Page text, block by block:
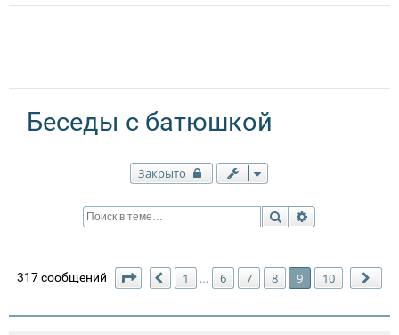
Беседы с батюшкой
Закрыто
Поиск
317 сообщений Страница 9из 10
Пред.
1 … 6 7 8 9 10